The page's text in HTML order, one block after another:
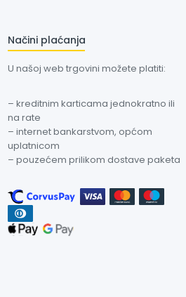
Načini plaćanja
U našoj web trgovini možete platiti:
– kreditnim karticama jednokratno ili
na rate
– internet bankarstvom, općom
uplatnicom
– pouzećem prilikom dostave paketa